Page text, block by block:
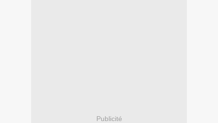
Publicité